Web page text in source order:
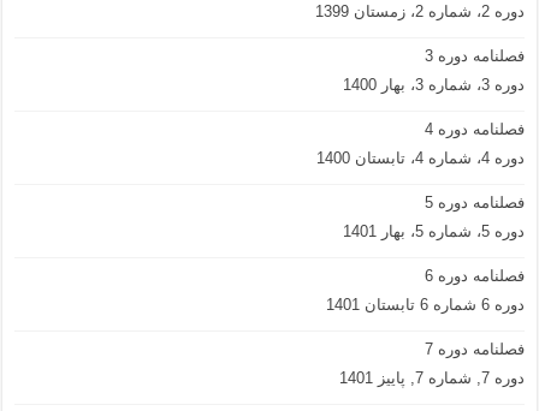
دوره 2، شماره 2، زمستان 1399
فصلنامه دوره 3
دوره 3، شماره 3، بهار 1400
فصلنامه دوره 4
دوره 4، شماره 4، تابستان 1400
فصلنامه دوره 5
دوره 5، شماره 5، بهار 1401
فصلنامه دوره 6
دوره 6 شماره 6 تابستان 1401
فصلنامه دوره 7
دوره 7, شماره 7, پاییز 1401